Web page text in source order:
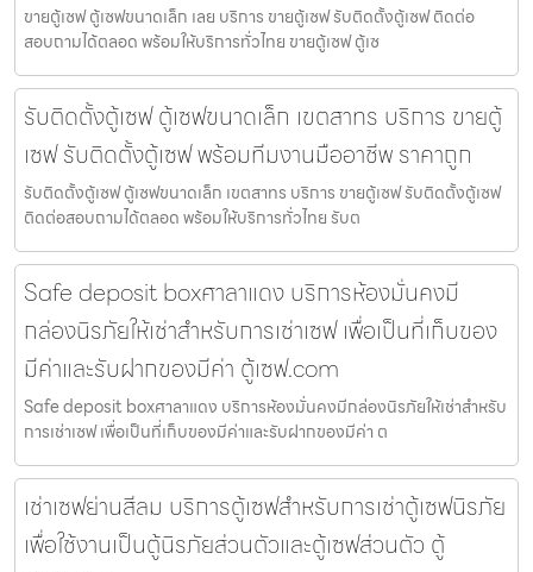
ขายตู้เซฟ ตู้เซฟขนาดเล็ก เลย บริการ ขายตู้เซฟ รับติดตั้งตู้เซฟ ติดต่อ
สอบถามได้ตลอด พร้อมให้บริการทั่วไทย ขายตู้เซฟ ตู้เซ
รับติดตั้งตู้เซฟ ตู้เซฟขนาดเล็ก เขตสาทร บริการ ขายตู้
เซฟ รับติดตั้งตู้เซฟ พร้อมทีมงานมืออาชีพ ราคาถูก
รับติดตั้งตู้เซฟ ตู้เซฟขนาดเล็ก เขตสาทร บริการ ขายตู้เซฟ รับติดตั้งตู้เซฟ
ติดต่อสอบถามได้ตลอด พร้อมให้บริการทั่วไทย รับต
Safe deposit boxศาลาแดง บริการห้องมั่นคงมี
กล่องนิรภัยให้เช่าสำหรับการเช่าเซฟ เพื่อเป็นที่เก็บของ
มีค่าและรับฝากของมีค่า ตู้เซฟ.com
Safe deposit boxศาลาแดง บริการห้องมั่นคงมีกล่องนิรภัยให้เช่าสำหรับ
การเช่าเซฟ เพื่อเป็นที่เก็บของมีค่าและรับฝากของมีค่า ต
เช่าเซฟย่านสีลม บริการตู้เซฟสำหรับการเช่าตู้เซฟนิรภัย
เพื่อใช้งานเป็นตู้นิรภัยส่วนตัวและตู้เซฟส่วนตัว ตู้